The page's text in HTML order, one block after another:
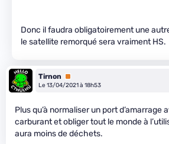
Donc il faudra obligatoirement une
le satellite remorqué sera vraiment HS.
Tirnon
Premium
Le 13/04/2021 à 18h53
Plus qu’à normaliser un port d’amarrage
carburant et obliger tout le monde à
aura moins de déchets.